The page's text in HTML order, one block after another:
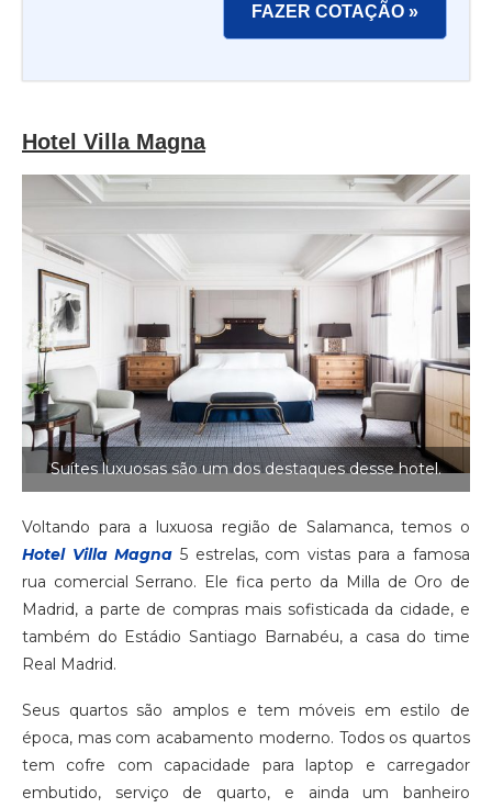
FAZER COTAÇÃO »
Hotel Villa Magna
Suítes luxuosas são um dos destaques desse hotel.
Voltando para a luxuosa região de Salamanca, temos o
Hotel Villa Magna 5 estrelas, com vistas para a famosa
rua comercial Serrano. Ele fica perto da Milla de Oro de
Madrid, a parte de compras mais sofisticada da cidade, e
também do Estádio Santiago Barnabéu, a casa do time
Real Madrid.
Seus quartos são amplos e tem móveis em estilo de
época, mas com acabamento moderno. Todos os quartos
tem cofre com capacidade para laptop e carregador
embutido, serviço de quarto, e ainda um banheiro